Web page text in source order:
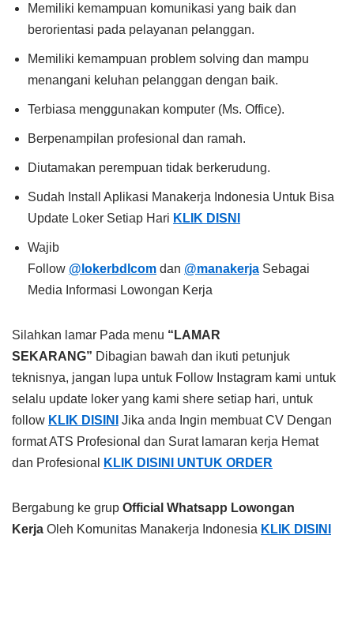
Memiliki kemampuan komunikasi yang baik dan
berorientasi pada pelayanan pelanggan.
Memiliki kemampuan problem solving dan mampu
menangani keluhan pelanggan dengan baik.
Terbiasa menggunakan komputer (Ms. Office).
Berpenampilan profesional dan ramah.
Diutamakan perempuan tidak berkerudung.
Sudah Install Aplikasi Manakerja Indonesia Untuk Bisa
Update Loker Setiap Hari KLIK DISNI
Wajib
Follow @lokerbdlcom dan @manakerja Sebagai
Media Informasi Lowongan Kerja
Silahkan lamar Pada menu “LAMAR
SEKARANG” Dibagian bawah dan ikuti petunjuk
teknisnya, jangan lupa untuk Follow Instagram kami untuk
selalu update loker yang kami shere setiap hari, untuk
follow KLIK DISINI
Jika anda Ingin membuat CV Dengan
format ATS Profesional dan Surat lamaran kerja Hemat
dan Profesional
KLIK DISINI UNTUK ORDER
Bergabung ke grup Official Whatsapp Lowongan
Kerja Oleh Komunitas Manakerja Indonesia KLIK DISINI